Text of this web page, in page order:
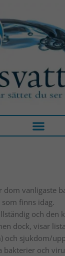
dom vanligaste
finns idag.
och den
dock, visar
och sjukdom/
bakterier och